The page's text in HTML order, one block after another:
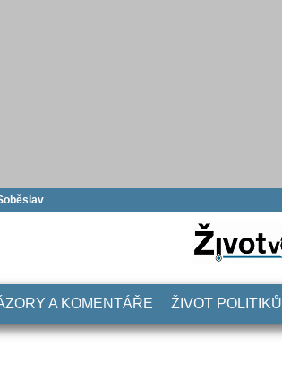
A KOMENTÁŘE ŽIVOT POLITIKŮ